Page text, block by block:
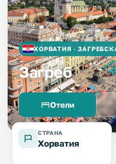
ХОРВАТИЯ ·
Загреб
Отели
СТРАНА
Хорватия